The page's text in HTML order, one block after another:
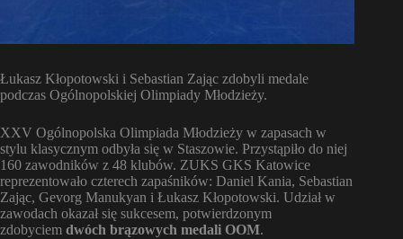
Łukasz Kłopotowski i Sebastian Zając zdobyli medale
podczas Ogólnopolskiej Olimpiady Młodzieży.
XXV Ogólnopolska Olimpiada Młodzieży w zapasach w
stylu klasycznym odbyła się w Staszowie. Przystąpiło do niej
160 zawodników z 48 klubów. ZUKS GKS Katowice
reprezentowało czterech zapaśników: Daniel Kania, Sebastian
Zając, Gevorg Manukyan i Łukasz Kłopotowski. Udział w
zawodach okazał się sukcesem, potwierdzonym
zdobyciem dwóch brązowych medali OOM.